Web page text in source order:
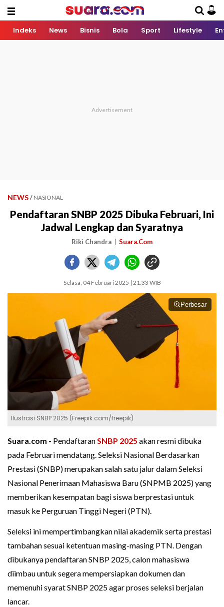
Indeks News Bisnis Bola Sport Lifestyle
NEWS / NASIONAL
Pendaftaran SNBP 2025 Dibuka Februari, Ini
Jadwal Lengkap dan Syaratnya
Riki Chandra Suara.Com
Selasa, 04 Februari 2025 | 21:33 WIB
Perbesar
Ilustrasi SNBP 2025 (Freepik.com/freepik)
Suara.com - PendaftaranSNBP 2025 akan resmi dibuka
pada Februari mendatang. Seleksi Nasional Berdasarkan
Prestasi (SNBP) merupakan salah satu jalur dalam Seleksi
Nasional Penerimaan Mahasiswa Baru (SNPMB 2025) yang
memberikan kesempatan bagi siswa berprestasi untuk
masuk ke Perguruan Tinggi Negeri (PTN).
Seleksi ini mempertimbangkan nilai akademik serta prestasi
tambahan sesuai ketentuan masing-masing PTN. Dengan
dibukanya pendaftaran SNBP 2025, calon mahasiswa
diimbau untuk segera mempersiapkan dokumen dan
memenuhi syarat SNBP 2025 agar proses seleksi berjalan
lancar.